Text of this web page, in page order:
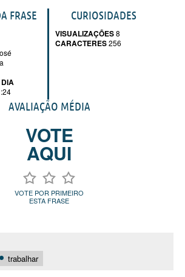
FRASE CURIOSIDADES
VISUALIZAÇÕES8
CARACTERES256
AVALIAÇÃO MÉDIA
VOTE
AQUI
VOTE POR PRIMEIRO
ESTA FRASE
trabalhar